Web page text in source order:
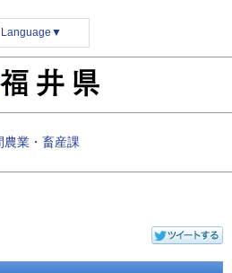
Language ▼
農業・畜産課